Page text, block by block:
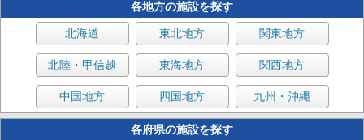
各地方の施設を探す
北海道 東北地方 関東地方
北陸・甲信越 東海地方 関西地方
中国地方 四国地方 九州・沖縄
各府県の施設を探す